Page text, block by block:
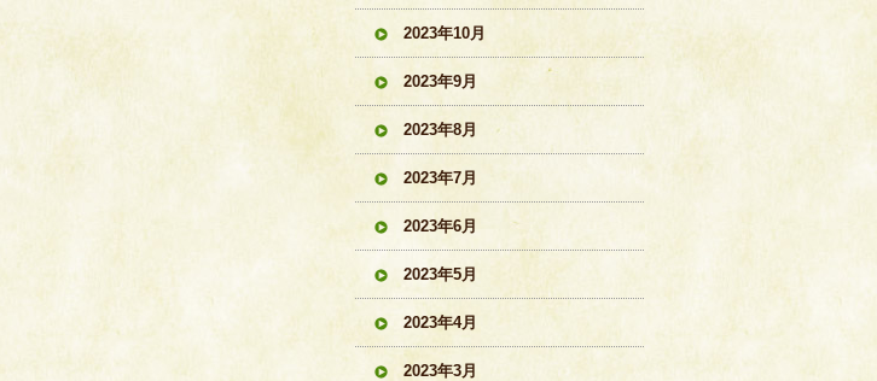
2023年10月
2023年9月
2023年8月
2023年7月
2023年6月
2023年5月
2023年4月
2023年3月